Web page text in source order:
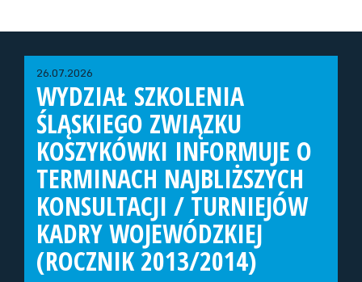
26.07.2026
WYDZIAŁ SZKOLENIA
ŚLĄSKIEGO ZWIĄZKU
KOSZYKÓWKI INFORMUJE O
TERMINACH NAJBLIŻSZYCH
KONSULTACJI / TURNIEJÓW
KADRY WOJEWÓDZKIEJ
(ROCZNIK 2013/2014)